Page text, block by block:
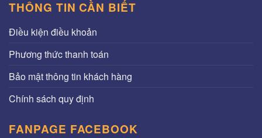
THÔNG TIN CẦN BIẾT
Điều kiện điều khoản
Phương thức thanh toán
Bảo mật thông tin khách hàng
Chính sách quy định
FANPAGE FACEBOOK